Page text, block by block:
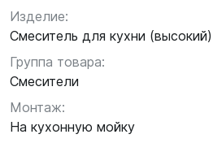
Изделие:
Смеситель для кухни (высокий)
Группа товара:
Смесители
Монтаж:
На кухонную мойку